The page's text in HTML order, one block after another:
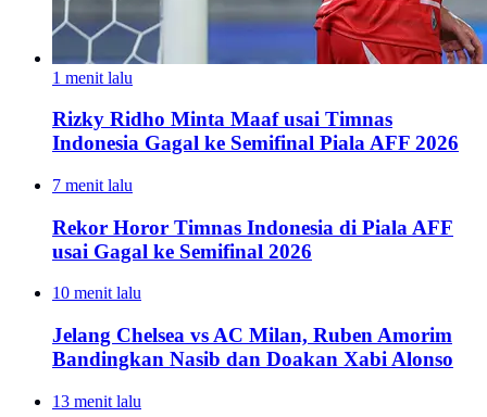
1 menit lalu
Rizky Ridho Minta Maaf usai Timnas
Indonesia Gagal ke Semifinal Piala AFF 2026
7 menit lalu
Rekor Horor Timnas Indonesia di Piala AFF
usai Gagal ke Semifinal 2026
10 menit lalu
Jelang Chelsea vs AC Milan, Ruben Amorim
Bandingkan Nasib dan Doakan Xabi Alonso
13 menit lalu